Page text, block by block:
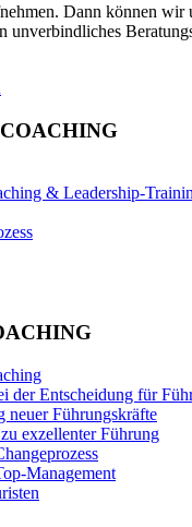
Dann können wir
unverbindliches
& Leadership-
der Entscheidung für
neuer Führungskräfte
exzellenter Führung
Management